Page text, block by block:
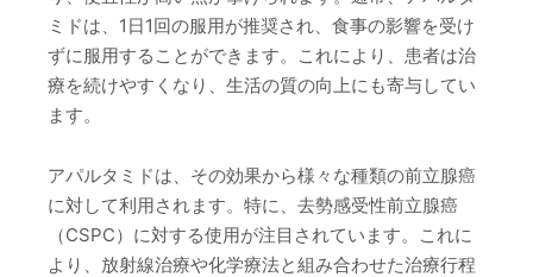
ミドは、1日1回の服用が推奨され、食事の影響を受け
ずに服用することができます。これにより、患者は治
療を続けやすくなり、生活の質の向上にも寄与してい
ます。
アパルタミドは、その効果から様々な種類の前立腺癌
に対して利用されます。特に、去勢感受性前立腺癌
（CSPC）に対する使用が注目されています。これに
より、放射線治療や化学療法と組み合わせた治療行程